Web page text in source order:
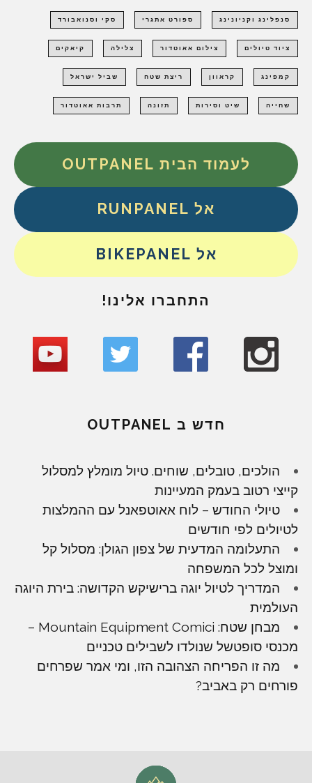
סנפלינג וקניונינג ספורט אתגרי סקי וסנואבורד
ציוד טיולים צילום אאוטדור צלילה קיאקים
קמפינג קראוון ריצת שטח שביל ישראל
שחייה שיט וסירות תזונה תרבות אאוטדור
לעמוד הבית OUTPANEL
אל RUNPANEL
אל BIKEPANEL
התחברו אלינו!
חדש ב OUTPANEL
הולכים, טובלים, שוחים. טיול מומלץ למסלול
קייצי רטוב בעמק המעיינות
טיולי החודש – לוח אאוטפאנל עם ההמלצות
לטיולים לפי חודשים
התעלומה המדעית של צפון הגולן: מסלול קל
ומוצל לכל המשפחה
המדריך לטיול יוגה ברישיקש הקדושה: בירת היוגה
העולמית
מבחן שטח: Mountain Equipment Comici –
מכנסי סופטשל שנולדו לשבילים טכניים
מה זו הפריחה הצהובה הזו, ומי אמר שפרחים
פורחים רק באביב?